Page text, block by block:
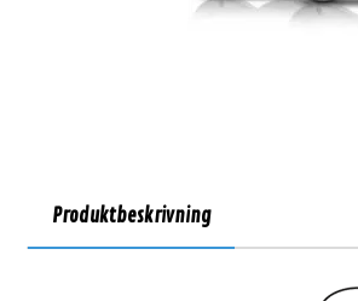
Produktbeskrivning